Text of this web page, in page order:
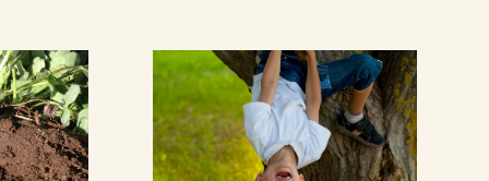
de boeren hun land en
kunnen
en niet inbedden in
zal de natuur het
Altijd!